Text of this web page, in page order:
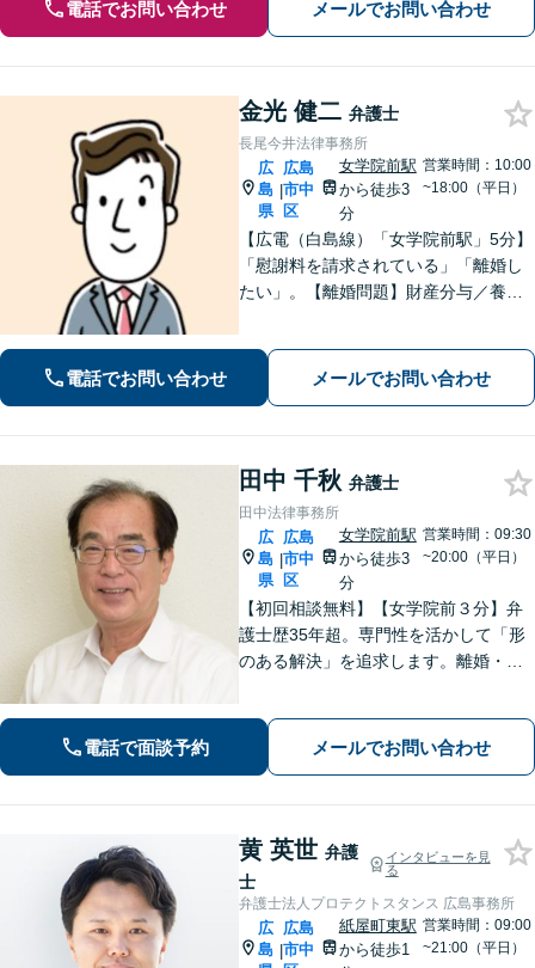
電話でお問い合わせ メールでお問い合わせ
金光 健二 弁護士
長尾今井法律事務所
広
島
県
|
広島
市中
区
女学院前駅
から徒歩3
分
営業時間：10:00
~18:00（平日）
【広電（白島線）「女学院前駅」5分】
「慰謝料を請求されている」「離婚し
たい」。【離婚問題】財産分与／養育
請求など【相続・遺言】料金は明確に
細かく設定【初回相談無料】
電話でお問い合わせ メールでお問い合わせ
田中 千秋 弁護士
田中法律事務所
広
島
県
|
広島
市中
区
女学院前駅
から徒歩3
分
営業時間：09:30
~20:00（平日）
【初回相談無料】【女学院前３分】弁
護士歴35年超。専門性を活かして「形
のある解決」を追求します。離婚・債
話しやすい弁護士に是非ご相談くださ
い。（合同庁舎内郵便局近く）
電話で面談予約 メールでお問い合わせ
黄 英世 弁護
士
インタビューを見
る
弁護士法人プロテクトスタンス 広島事務所
広
島 |
広島
市中
紙屋町東駅
から徒歩1
営業時間：09:00
~21:00（平日）